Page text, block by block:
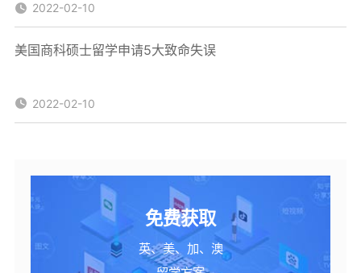
2022-02-10
美国商科硕士留学申请5大致命失误
2022-02-10
免费获取
英、美、加、澳